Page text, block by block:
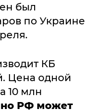
был
по Украине
КБ
Цена одной
10 млн
РФ может